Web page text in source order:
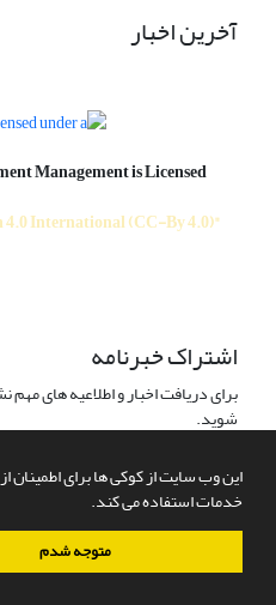
این وب سایت از کوکی ها برای اطمینان
خدمات استفاده می کند.
متوجه شدم
آخرین اخبار
Management is Licensed
"Creative commons Attribution 4.0 International (CC-By 4.0)"
اشتراک خبرنامه
برای دریافت اخبار و اطلاعیه های
شوید.
سامانه مدیریت نشریات علمی.طراحی